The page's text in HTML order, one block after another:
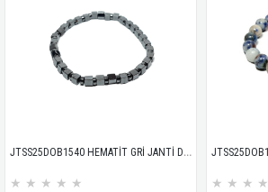
JTSS25DOB1540 HEMATİT GRİ JANTİ DOĞALTAŞ BİLEKLİK
★ ★ ★ ★ ★ ★ ★ ★ ★